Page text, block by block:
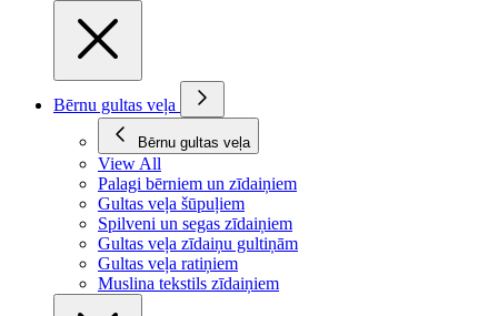
Bērnu gultas veļa
Bērnu gultas veļa
View All
Palagi bērniem un zīdaiņiem
Gultas veļa šūpuļiem
Spilveni un segas zīdaiņiem
Gultas veļa zīdaiņu gultiņām
Gultas veļa ratiņiem
Muslina tekstils zīdaiņiem